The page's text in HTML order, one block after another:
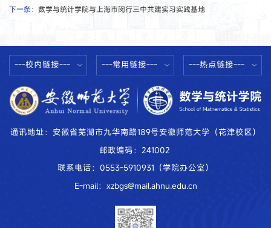
下一条： 数学与统计学院与上海市闵行三中共建实习实践基地
---校内链接--- ---常用链接--- ---热点链接---
通讯地址：安徽省芜湖市九华南路189号安徽师范大学（花津校区）
邮政编码：241002
联系电话：0553-5910931（学院办公室）
E-mail：xzbgs@mail.ahnu.edu.cn